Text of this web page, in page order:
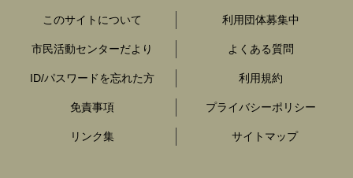
このサイトについて 利用団体募集中
市民活動センターだより よくある質問
ID/パスワードを忘れた方 利用規約
免責事項 プライバシーポリシー
リンク集 サイトマップ